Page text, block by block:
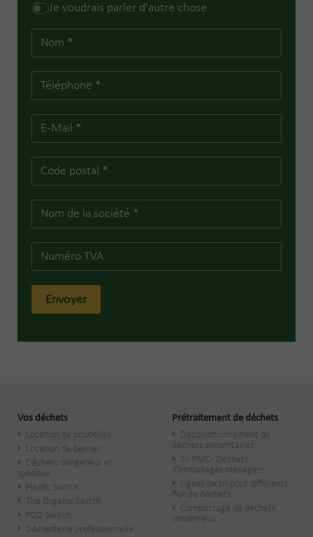
Je voudrais parler d'autre chose
Envoyer
Vos déchets
Location de poubelles
Location de bennes
Déchets dangereux et
spéciaux
Plastic Switch
The Organic Switch
PDD Switch
Déchetterie professionnelle
Prétraitement de déchets
Déconditionnement de
déchets alimentaires
Tri PMC - Déchets
d’emballages ménagers
Lignes de tri pour différents
flux de déchets
Compactage de déchets
volumineux